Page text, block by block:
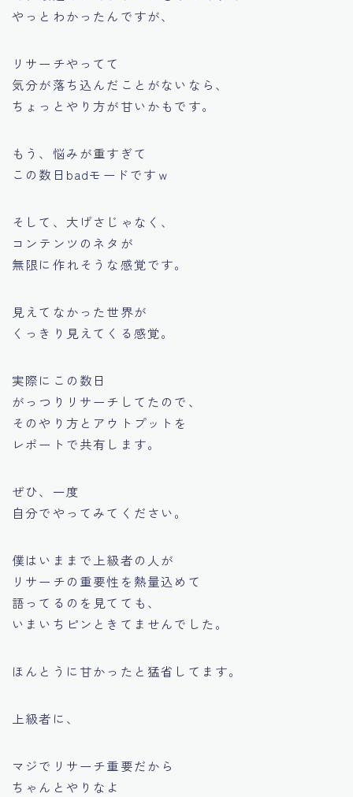
やっとわかったんですが、
リサーチやってて
気分が落ち込んだことがないなら、
ちょっとやり方が甘いかもです。
もう、悩みが重すぎて
この数日badモードですｗ
そして、大げさじゃなく、
コンテンツのネタが
無限に作れそうな感覚です。
見えてなかった世界が
くっきり見えてくる感覚。
実際にこの数日
がっつりリサーチしてたので、
そのやり方とアウトプットを
レポートで共有します。
ぜひ、一度
自分でやってみてください。
僕はいままで上級者の人が
リサーチの重要性を熱量込めて
語ってるのを見てても、
いまいちピンときてませんでした。
ほんとうに甘かったと猛省してます。
上級者に、
マジでリサーチ重要だから
ちゃんとやりなよ